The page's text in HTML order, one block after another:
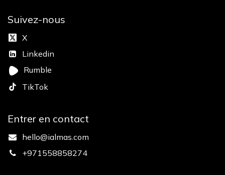
Suivez-nous
X
Linkedin
Rumble
TikTok
Entrer en contact
hello@ialmas.com
+971558858274